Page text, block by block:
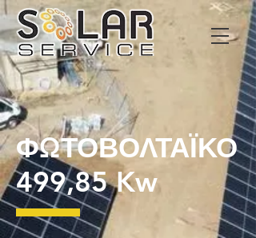
ΦΩΤΟΒΟΛΤΑΪΚΟ
499,85 Kw